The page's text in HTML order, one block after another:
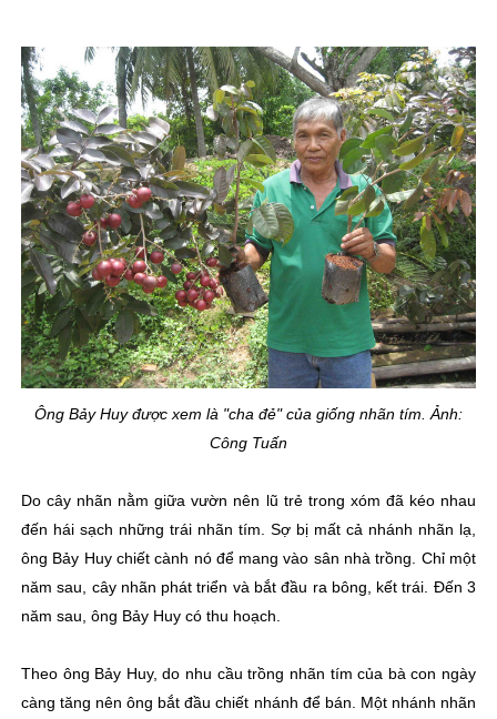
Ông Bảy Huy được xem là "cha đẻ" của giống nhãn tím. Ảnh:
Công Tuấn
Do cây nhãn nằm giữa vườn nên lũ trẻ trong xóm đã kéo nhau
đến hái sạch những trái nhãn tím. Sợ bị mất cả nhánh nhãn lạ,
ông Bảy Huy chiết cành nó để mang vào sân nhà trồng. Chỉ một
năm sau, cây nhãn phát triển và bắt đầu ra bông, kết trái. Đến 3
năm sau, ông Bảy Huy có thu hoạch.
Theo ông Bảy Huy, do nhu cầu trồng nhãn tím của bà con ngày
càng tăng nên ông bắt đầu chiết nhánh để bán. Một nhánh nhãn